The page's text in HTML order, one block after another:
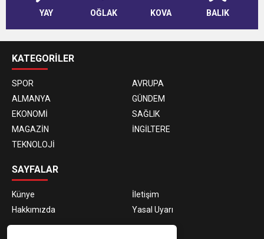
YAY OĞLAK KOVA BALIK
KATEGORİLER
SPOR
AVRUPA
ALMANYA
GÜNDEM
EKONOMİ
SAĞLIK
MAGAZİN
İNGİLTERE
TEKNOLOJİ
SAYFALAR
Künye
İletişim
Hakkımızda
Yasal Uyarı